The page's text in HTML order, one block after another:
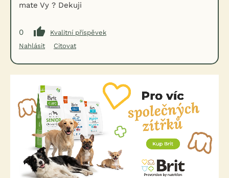
mate Vy ? Dekuji
0
Kvalitní příspěvek
Nahlásit
Citovat